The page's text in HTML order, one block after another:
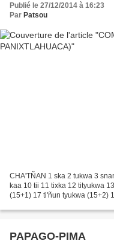
Publié le 27/12/2014 à 16:23
Par Patsou
CHA'TÑAN 1 ska 2 tukwa 3
kaa 10 tii 11 tixka 12 tityukwa
(15+1) 17 ti'ñun tyukwa (15+2)
PAPAGO-PIMA